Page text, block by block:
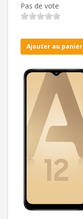
Pas de vote
Ajouter au panier